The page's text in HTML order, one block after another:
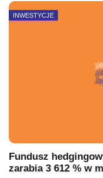
INWESTYCJE
Fundusz
zarabia 3 612 % w